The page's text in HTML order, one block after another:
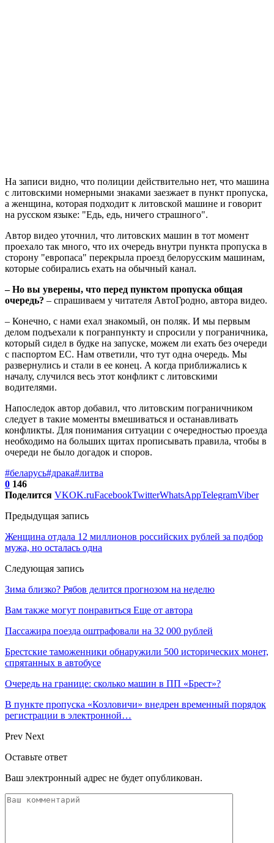
На записи видно, что полиции действительно нет, что машина
с литовскими номерными знаками заезжает в пункт пропуска,
а женщина, которая подходит к литовской машине и говорит
на русском языке: "Едь, едь, ничего страшного".
Автор видео уточнил, что литовских машин в тот момент
проехало так много, что их очередь внутри пункта пропуска в
сторону "европаса" перекрыла проезд белорусским машинам,
которые собирались ехать на обычный канал.
– Но вы уверены, что перед пунктом пропуска общая
очередь? – спрашиваем у читателя АвтоГродно, автора видео.
– Конечно, с нами ехал знакомый, он поляк. И мы первым
делом подъехали к погранпункту и спросили у пограничника,
который сидел в будке на запуске, можем ли ехать без очереди
с паспортом ЕС. Нам ответили, что тут одна очередь. Мы
развернулись и стали в ее конец. А когда приближались к
началу, случился весь этот конфликт с литовскими
водителями.
Напоследок автор добавил, что литовским пограничником
следует в такие моменты вмешиваться и останавливать
конфликты. Для понимания ситуации с очередностью проезда
необходимо на больших щитах прописывать правила, чтобы в
очереди не было догадок и споров.
#беларусь#драка#литва
0 146
Поделится VKOK.ruFacebookTwitterWhatsAppTelegramViber
Предыдущая запись
Женщина отдала 12 миллионов российских рублей за подбор
мужа, но осталась одна
Следующая запись
Зима близко? Рябов делится прогнозом на неделю
Вам также могут понравиться Еще от автора
Пассажира поезда оштрафовали на 32 000 рублей
Брестские таможенники обнаружили 500 исторических монет,
спрятанных в автобусе
Очередь на границе: сколько машин в ПП «Брест»?
В пункте пропуска «Козловичи» внедрен временный порядок
регистрации в электронной…
Prev Next
Оставьте ответ
Ваш электронный адрес не будет опубликован.